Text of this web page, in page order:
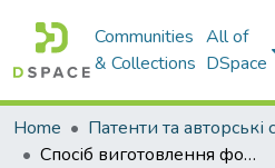
Communities
& Collections
All of
DSpace
Home
Спосіб виготовлення фотокаталітичного бетону для дорожніх бордюрів